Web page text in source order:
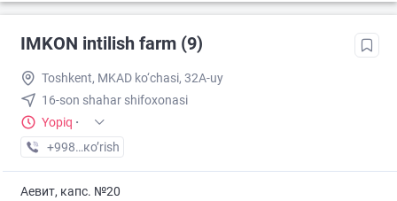
IMKON intilish farm (9)
Toshkent, MKAD ko‘chasi, 32A-uy
16-son shahar shifoxonasi
Yopiq ·
+998 (93) XXX-XX-XX
кo’rish
Аевит, капс. №20